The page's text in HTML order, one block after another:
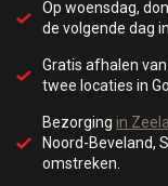
Op woensdag,
de volgende dag
Gratis afhalen
twee locaties in
Bezorging in
Noord-Beveland,
omstreken.